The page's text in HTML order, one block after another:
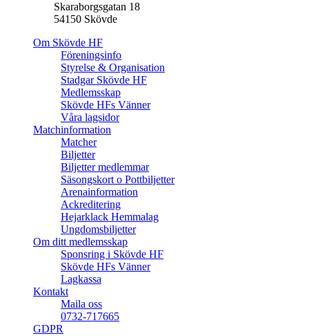
Skaraborgsgatan 18
54150 Skövde
Om Skövde HF
Föreningsinfo
Styrelse & Organisation
Stadgar Skövde HF
Medlemsskap
Skövde HFs Vänner
Våra lagsidor
Matchinformation
Matcher
Biljetter
Biljetter medlemmar
Säsongskort o Pottbiljetter
Arenainformation
Ackreditering
Hejarklack Hemmalag
Ungdomsbiljetter
Om ditt medlemsskap
Sponsring i Skövde HF
Skövde HFs Vänner
Lagkassa
Kontakt
Maila oss
0732-717665
GDPR